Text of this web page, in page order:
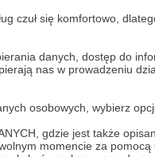
czuł się komfortowo,
danych, dostęp do
nas w prowadzeniu
osobowych, wybierz
gdzie jest także
momencie za
Patronów!
piętra - Kaja